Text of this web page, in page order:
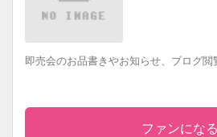
即売会のお品書きやお知らせ、ブログ閲
ファンになる